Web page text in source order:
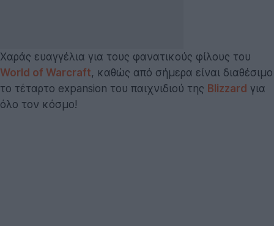
Χαράς ευαγγέλια για τους φανατικούς φίλους του
World of Warcraft, καθώς από σήμερα είναι διαθέσιμο
το τέταρτο expansion του παιχνιδιού της Blizzard για
όλο τον κόσμο!